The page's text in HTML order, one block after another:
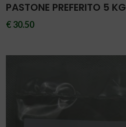
PASTONE PREFERITO 5 KG
€ 30.50